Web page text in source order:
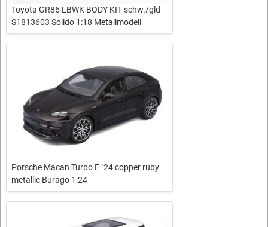
Toyota GR86 LBWK BODY KIT schw./gld
S1813603 Solido 1:18 Metallmodell
Porsche Macan Turbo E `24 copper ruby
metallic Burago 1:24